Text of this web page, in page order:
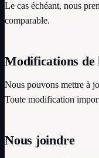
Le cas échéant, nous
comparable.
Modifications de
Nous pouvons mettre à
Toute modification
Nous joindre